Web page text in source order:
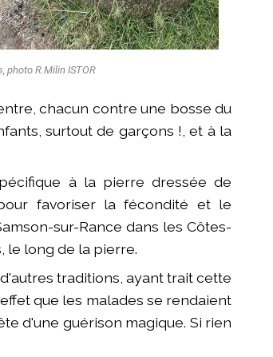
photo R.Milin ISTOR
chacun contre une bosse du
surtout de garçons !, et à la
à la pierre dressée de
favoriser la fécondité et le
sur-Rance dans les Côtes-
le long de la pierre.
traditions, ayant trait cette
que les malades se rendaient
d'une guérison magique. Si rien